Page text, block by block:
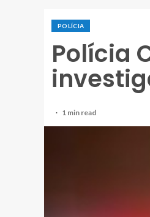
POLÍCIA
Polícia
1 min read